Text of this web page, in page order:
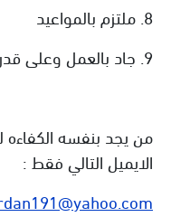
8. ملتزم بالمواعيد
9. جاد بالعمل وعلى قدر حمل المسؤولية .
من يجد بنفسه الكفاءه
الايميل التالي فقط :